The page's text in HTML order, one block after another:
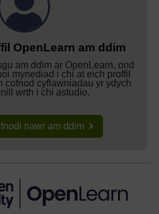
OpenLearn am ddim
am ddim ar OpenLearn, ond
mynediad i chi at eich proffil
cofnod cyflawniadau yr ydych
wrth i chi astudio.
nawr am ddim